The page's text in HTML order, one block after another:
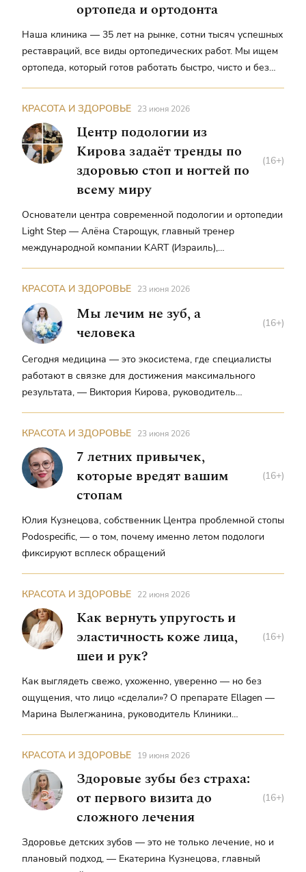
ортопеда и ортодонта
Наша клиника — 35 лет на рынке, сотни тысяч успешных
реставраций, все виды ортопедических работ. Мы ищем
ортопеда, который готов работать быстро, чисто и без
«Вяткамедсервис»
КРАСОТА И ЗДОРОВЬЕ 23 июня 2026
Центр подологии из
Кирова задаёт тренды по
здоровью стоп и ногтей по
всему миру
(16+)
Основатели центра современной подологии и ортопедии
Light Step — Алёна Старощук, главный тренер
международной компании KART (Израиль),
международный преподаватель ортопедии и
биомеханики стопы для мастеров педикюра и подологов
КРАСОТА И ЗДОРОВЬЕ 23 июня 2026
Мы лечим не зуб, а
человека
(16+)
Сегодня медицина — это экосистема, где специалисты
работают в связке для достижения максимального
результата, — Виктория Кирова, руководитель
КРАСОТА И ЗДОРОВЬЕ 23 июня 2026
7 летних привычек,
которые вредят вашим
стопам
(16+)
Юлия Кузнецова, собственник Центра проблемной стопы
Podospecific, — о том, почему именно летом подологи
фиксируют всплеск обращений
КРАСОТА И ЗДОРОВЬЕ 22 июня 2026
Как вернуть упругость и
эластичность коже лица,
шеи и рук?
(16+)
Как выглядеть свежо, ухоженно, уверенно — но без
ощущения, что лицо «сделали»? О препарате Ellagen —
Марина Вылегжанина, руководитель Клиники
КРАСОТА И ЗДОРОВЬЕ 19 июня 2026
Здоровые зубы без страха:
от первого визита до
сложного лечения
(16+)
Здоровье детских зубов — это не только лечение, но и
плановый подход, — Екатерина Кузнецова, главный